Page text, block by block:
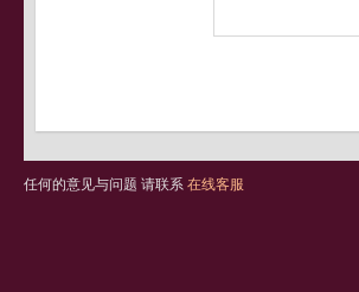
任何的意见与问题 请联系 在线客服